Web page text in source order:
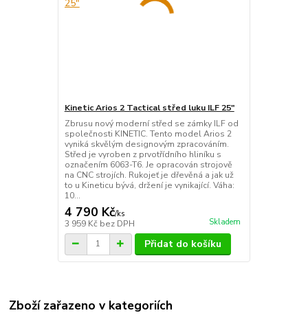
Kinetic Arios 2 Tactical střed luku ILF 25"
Zbrusu nový moderní střed se zámky ILF od
společnosti KINETIC. Tento model Arios 2
vyniká skvělým designovým zpracováním.
Střed je vyroben z prvotřídního hliníku s
označením 6063-T6. Je opracován strojově
na CNC strojích. Rukojeť je dřevěná a jak už
to u Kineticu bývá, držení je vynikající. Váha:
10...
4 790 Kč/ks
3 959 Kč bez DPH Skladem
Přidat do košíku
Zboží zařazeno v kategoriích